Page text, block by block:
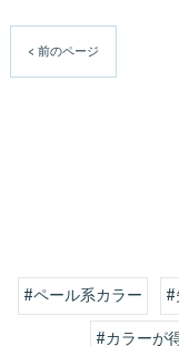
< 前のページ
#ペール系カラー
#カラーが